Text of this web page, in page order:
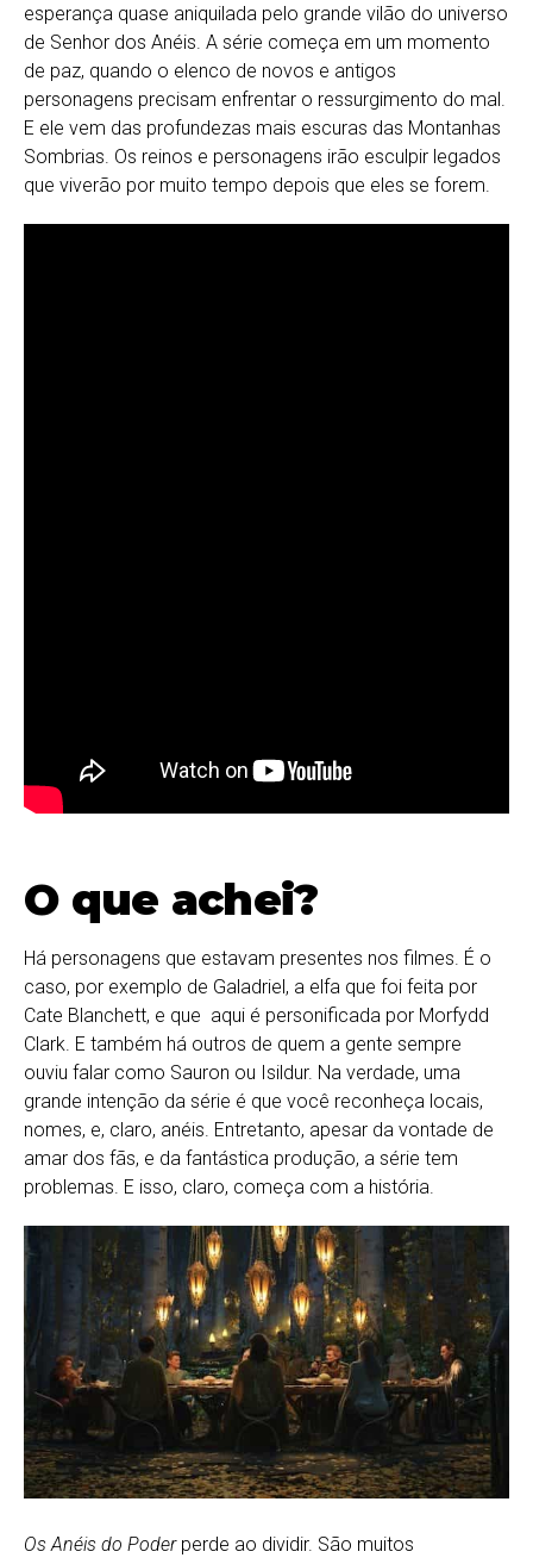
esperança quase aniquilada pelo grande vilão do universo
de Senhor dos Anéis. A série começa em um momento
de paz, quando o elenco de novos e antigos
personagens precisam enfrentar o ressurgimento do mal.
E ele vem das profundezas mais escuras das Montanhas
Sombrias. Os reinos e personagens irão esculpir legados
que viverão por muito tempo depois que eles se forem.
O que achei?
Há personagens que estavam presentes nos filmes. É o
caso, por exemplo de Galadriel, a elfa que foi feita por
Cate Blanchett, e que aqui é personificada por Morfydd
Clark. E também há outros de quem a gente sempre
ouviu falar como Sauron ou Isildur. Na verdade, uma
grande intenção da série é que você reconheça locais,
nomes, e, claro, anéis. Entretanto, apesar da vontade de
amar dos fãs, e da fantástica produção, a série tem
problemas. E isso, claro, começa com a história.
Os Anéis do Poderperde ao dividir. São muitos